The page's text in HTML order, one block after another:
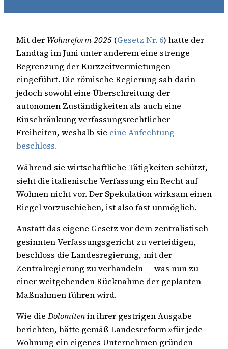
Mit der Wohnreform 2025 (Gesetz Nr. 6) hatte der
Landtag im Juni unter anderem eine strenge
Begrenzung der Kurzzeitvermietungen
eingeführt. Die römische Regierung sah darin
jedoch sowohl eine Überschreitung der
autonomen Zuständigkeiten als auch eine
Einschränkung verfassungsrechtlicher
Freiheiten, weshalb sie eine Anfechtung
beschloss.
Während sie wirtschaftliche Tätigkeiten schützt,
sieht die italienische Verfassung ein Recht auf
Wohnen nicht vor. Der Spekulation wirksam einen
Riegel vorzuschieben, ist also fast unmöglich.
Anstatt das eigene Gesetz vor dem zentralistisch
gesinnten Verfassungsgericht zu verteidigen,
beschloss die Landesregierung, mit der
Zentralregierung zu verhandeln — was nun zu
einer weitgehenden Rücknahme der geplanten
Maßnahmen führen wird.
Wie die Dolomitenin ihrer gestrigen Ausgabe
berichten, hätte gemäß Landesreform »für jede
Wohnung ein eigenes Unternehmen gründen